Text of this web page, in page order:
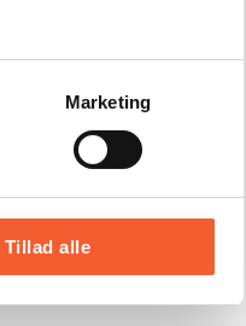
Marketing
Tillad alle